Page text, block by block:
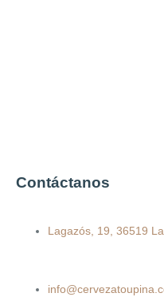
Contáctanos
Lagazós, 19, 36519